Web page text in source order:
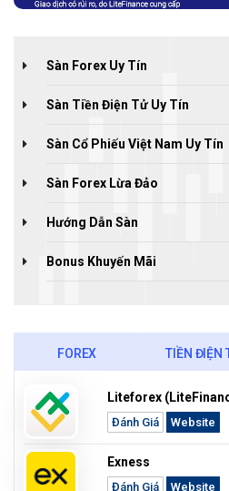
Sàn Forex Uy Tín
Sàn Tiền Điện Tử Uy Tín
Sàn Cổ Phiếu Việt Nam Uy Tín
Sàn Forex Lừa Đảo
Hướng Dẫn Sàn
Bonus Khuyến Mãi
FOREX TIỀN ĐIỆN
Liteforex
Đánh Giá Website
Exness
Đánh Giá Website